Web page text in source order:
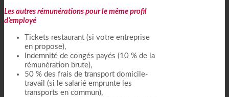
Les autres rémunérations pour le même profil
d’employé
Tickets restaurant (si votre entreprise
en propose),
Indemnité de congés payés (10 % de la
rémunération brute),
50 % des frais de transport domicile-
travail (si le salarié emprunte les
transports en commun),